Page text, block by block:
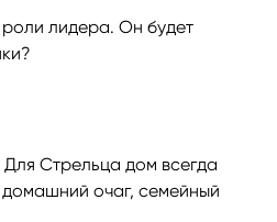
лидера. Он будет
Стрельца дом всегда
очаг, семейный